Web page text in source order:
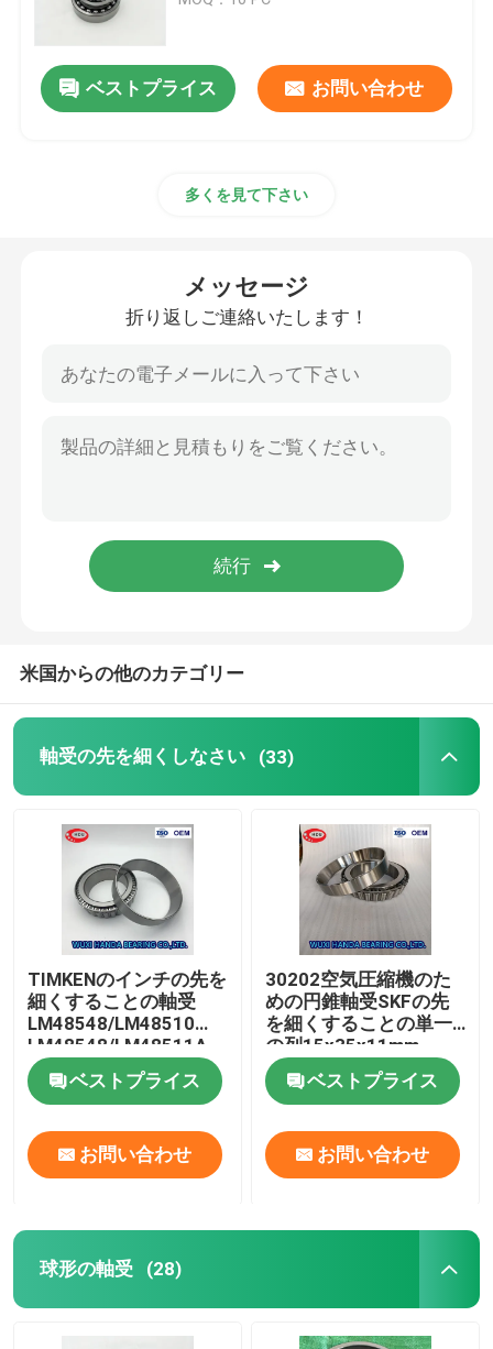
角の接触のボール ベアリング
たばこの球形の軸受
NSKのボール ベアリング
交差させた軸受
ベストプライス お問い合わせ
多くを見て下さい
メッセージ
折り返しご連絡いたします！
米国からの他のカテゴリー
軸受の先を細くしなさい (33)
TIMKENのインチの先を
細くすることの軸受
LM48548/LM48510
LM48548/LM48511A
ベストプライス
お問い合わせ
30202空気圧縮機のた
めの円錐軸受SKFの先
を細くすることの単一
の列15x35x11mm
ベストプライス
お問い合わせ
球形の軸受 (28)